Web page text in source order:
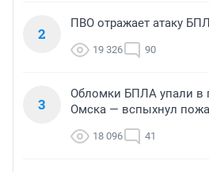
2
ПВО отражает атаку
19 326 90
3
Обломки БПЛА упали в
Омска — вспыхнул
18 096 41